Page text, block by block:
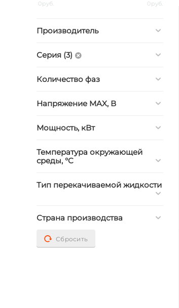
0руб. 0руб.
Производитель
Серия (3)
Количество фаз
Напряжение MAX, В
Мощность, кВт
Температура окружающей
среды, °C
Тип перекачиваемой жидкости
Страна производства
Сбросить